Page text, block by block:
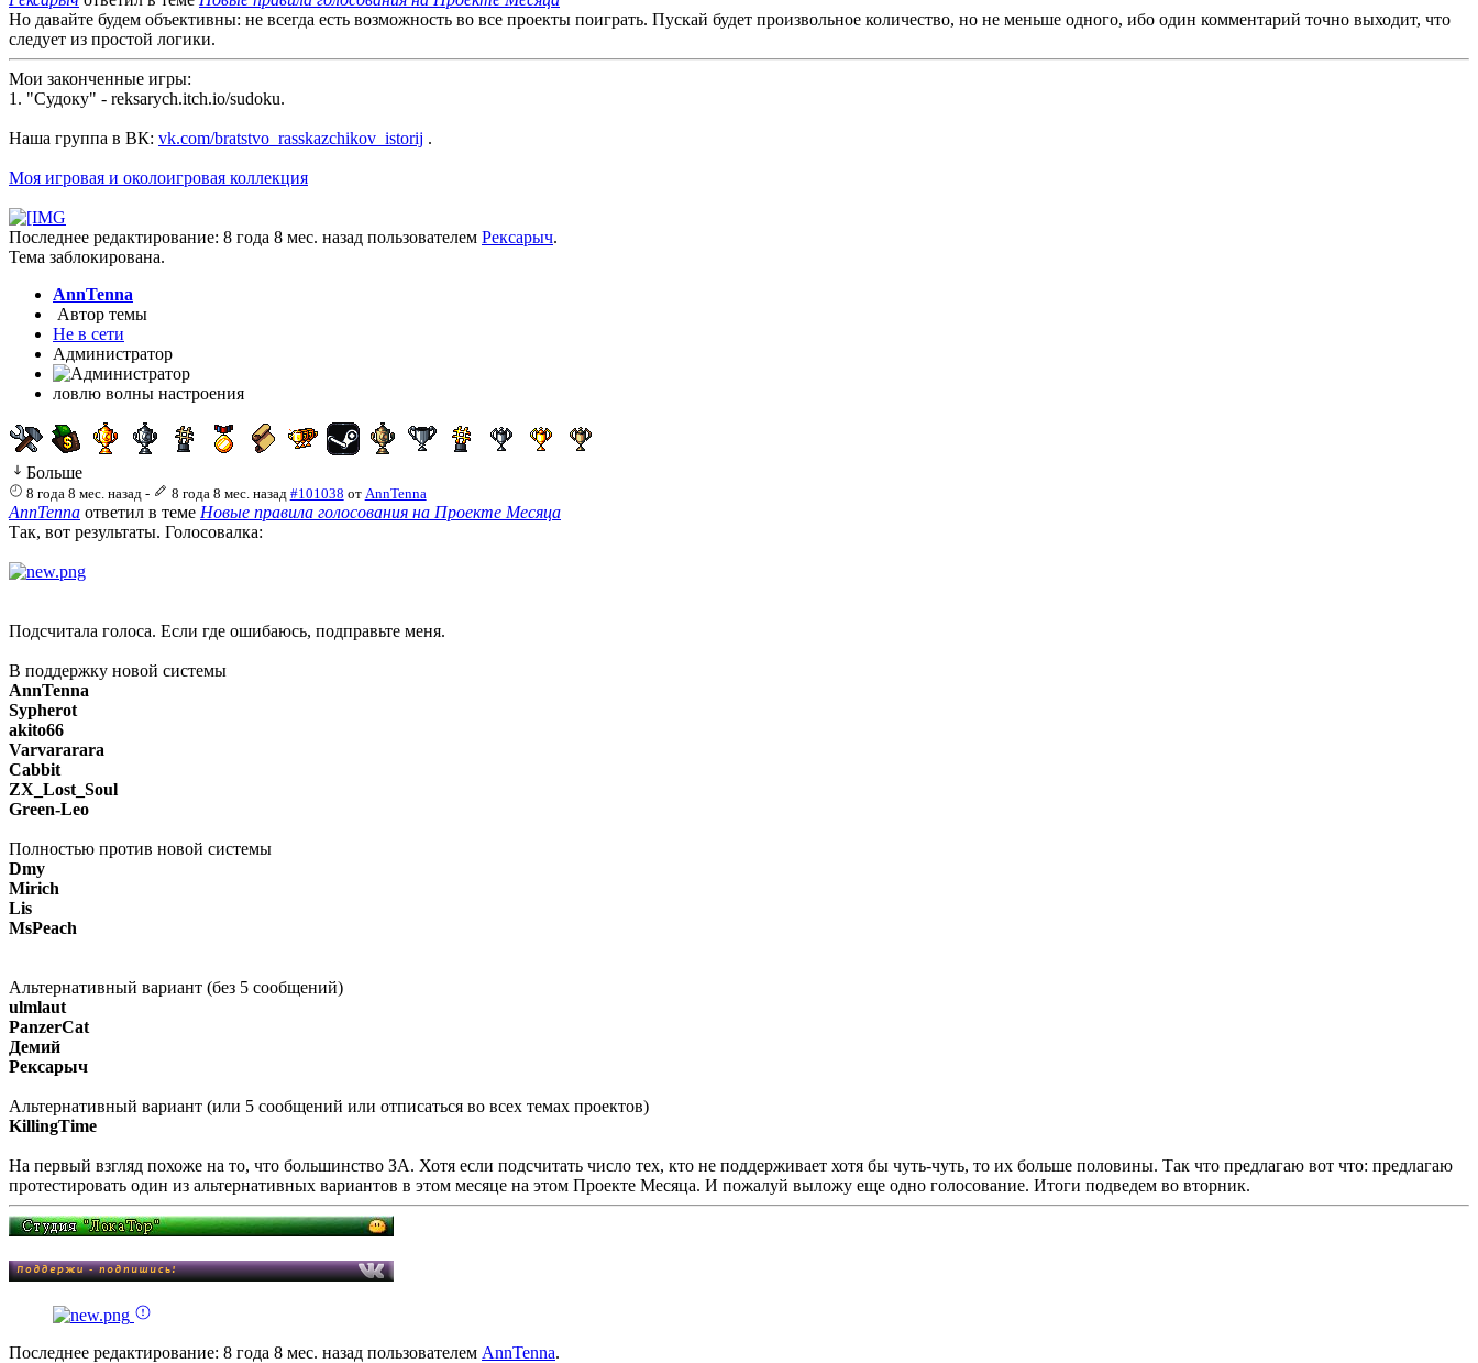
Но давайте будем объективны: не всегда есть возможность во все проекты поиграть. Пускай будет произвольное количество, но не меньше одного, ибо один комментарий точно выходит, что
следует из простой логики.
Мои законченные игры:
1. "Судоку" - reksarych.itch.io/sudoku.
Наша группа в ВК: vk.com/bratstvo_rasskazchikov_istorij .
Моя игровая и околоигровая коллекция
Последнее редактирование: 8 года 8 мес. назад пользователем Рексарыч.
Тема заблокирована.
AnnTenna
Автор темы
Не в сети
Администратор
ловлю волны настроения
Больше
8 года 8 мес. назад - 8 года 8 мес. назад #101038 от AnnTenna
AnnTenna ответил в теме Новые правила голосования на Проекте Месяца
Так, вот результаты. Голосовалка:
Подсчитала голоса. Если где ошибаюсь, подправьте меня.
В поддержку новой системы
AnnTenna
Sypherot
akito66
Varvararara
Cabbit
ZX_Lost_Soul
Green-Leo
Полностью против новой системы
Dmy
Mirich
Lis
MsPeach
Альтернативный вариант (без 5 сообщений)
ulmlaut
PanzerCat
Демий
Рексарыч
Альтернативный вариант (или 5 сообщений или отписаться во всех темах проектов)
KillingTime
На первый взгляд похоже на то, что большинство ЗА. Хотя если подсчитать число тех, кто не поддерживает хотя бы чуть-чуть, то их больше половины. Так что предлагаю вот что: предлагаю
протестировать один из альтернативных вариантов в этом месяце на этом Проекте Месяца. И пожалуй выложу еще одно голосование. Итоги подведем во вторник.
Последнее редактирование: 8 года 8 мес. назад пользователем AnnTenna.